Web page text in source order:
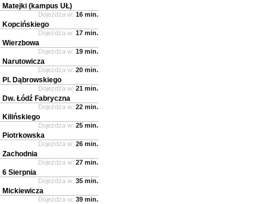
Matejki (kampus UŁ)
Dojeżdża w: 16 min.
Kopcińskiego
Dojeżdża w: 17 min.
Wierzbowa
Dojeżdża w: 19 min.
Narutowicza
Dojeżdża w: 20 min.
Pl. Dąbrowskiego
Dojeżdża w: 21 min.
Dw. Łódź Fabryczna
Dojeżdża w: 22 min.
Kilińskiego
Dojeżdża w: 25 min.
Piotrkowska
Dojeżdża w: 26 min.
Zachodnia
Dojeżdża w: 27 min.
6 Sierpnia
Dojeżdża w: 35 min.
Mickiewicza
Dojeżdża w: 39 min.